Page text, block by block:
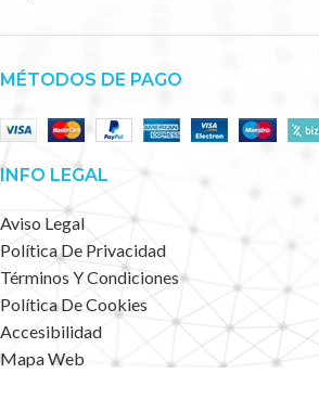
MÉTODOS DE PAGO
INFO LEGAL
Aviso Legal
Política De Privacidad
Términos Y Condiciones
Política De Cookies
Accesibilidad
Mapa Web